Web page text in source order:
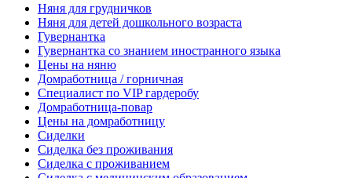
Няня для грудничков
Няня для детей дошкольного возраста
Гувернантка
Гувернантка со знанием иностранного языка
Цены на няню
Домработница / горничная
Cпециалист по VIP гардеробу
Домработница-повар
Цены на домработницу
Сиделки
Сиделка без проживания
Сиделка с проживанием